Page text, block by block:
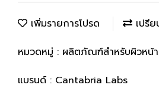
เพิ่มรายการโปรด
เปรี
หมวดหมู่ : ผลิตภัณฑ์สำหรับผิวหน้
แบรนด์ : Cantabria Labs